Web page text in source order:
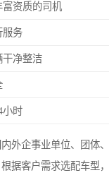
富资质的司机
服务
干净整洁
小时
外企事业单位、团体
据客户需求选配车型